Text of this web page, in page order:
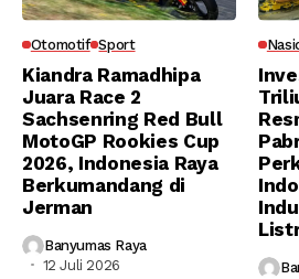
Otomotif Sport
Kiandra Ramadhipa
Juara Race 2
Sachsenring Red Bull
MotoGP Rookies Cup
2026, Indonesia Raya
Berkumandang di
Jerman
Banyumas Raya
12 Juli 2026